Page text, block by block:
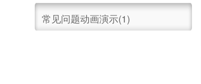
常见问题动画演示(1)